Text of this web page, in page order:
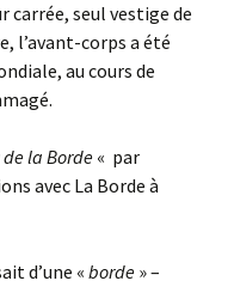
carrée, seul vestige de
l’avant-corps a été
au cours de
la Borde « par
avec La Borde à
d’une «borde » –